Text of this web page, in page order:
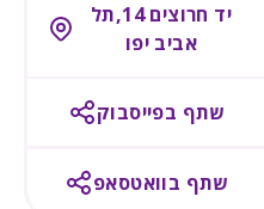
יד חרוצים 14,תל
אביב יפו
שתף בפייסבוק
שתף בוואטסאפ